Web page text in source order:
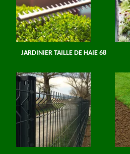
JARDINIER TAILLE DE HAIE 68